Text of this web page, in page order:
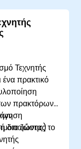
Τεχνητής
ένα πρακτικό
πρακτόρων
το
ή δια ζώσης)